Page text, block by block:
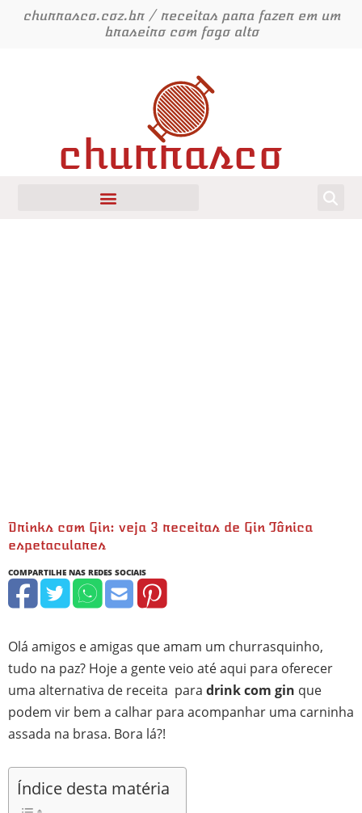
churrasco.coz.br / receitas para fazer em um
braseiro com fogo alto
churrasco
Drinks com Gin: veja 3 receitas de Gin Tônica
espetaculares
Olá amigos e amigas que amam um churrasquinho,
tudo na paz? Hoje a gente veio até aqui para oferecer
uma alternativa de receita para drink com gin que
podem vir bem a calhar para acompanhar uma carninha
assada na brasa. Bora lá?!
Índice desta matéria